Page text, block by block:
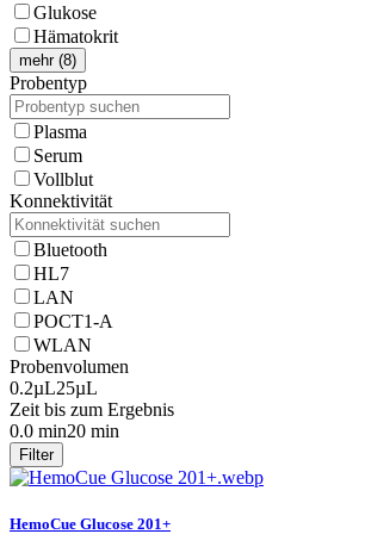
Glukose
Hämatokrit
mehr (8)
Probentyp
Plasma
Serum
Vollblut
Konnektivität
Bluetooth
HL7
LAN
POCT1-A
WLAN
Probenvolumen
0.2µL25µL
Zeit bis zum Ergebnis
0.0 min20 min
Filter
HemoCue Glucose 201+